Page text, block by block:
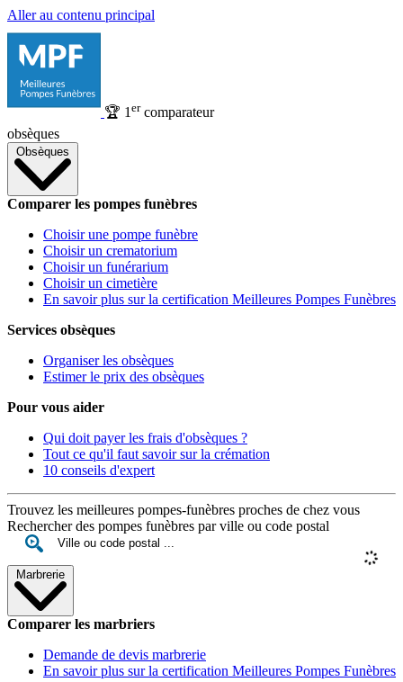
Aller au contenu principal
🏆 1 ercomparateur
obsèques
Obsèques
Comparer les pompes funèbres
Choisir une pompe funèbre
Choisir un crematorium
Choisir un funérarium
Choisir un cimetière
En savoir plus sur la certification Meilleures Pompes Funèbres
Services obsèques
Organiser les obsèques
Estimer le prix des obsèques
Pour vous aider
Qui doit payer les frais d'obsèques ?
Tout ce qu'il faut savoir sur la crémation
10 conseils d'expert
Trouvez les meilleures pompes-funèbres proches de chez vous
Rechercher des pompes funèbres par ville ou code postal
Marbrerie
Comparer les marbriers
Demande de devis marbrerie
En savoir plus sur la certification Meilleures Pompes Funèbres